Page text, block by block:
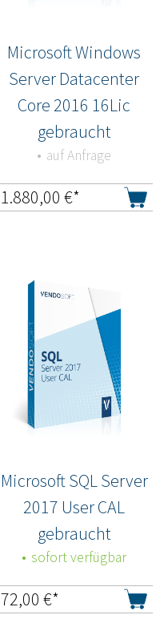
Microsoft Windows
Server Datacenter
Core 2016 16Lic
gebraucht
auf Anfrage
1.880,00 €*
Microsoft SQL Server
2017 User CAL
gebraucht
sofort verfügbar
72,00 €*